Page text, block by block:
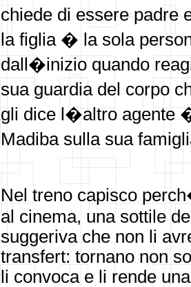
chiede di essere padre
la figlia � la sola
dall�inizio quando
sua guardia del corpo
gli dice l�altro agente
Madiba sulla sua
Nel treno capisco
al cinema, una sottile
suggeriva che non li
transfert: tornano non
li convoca e li rende